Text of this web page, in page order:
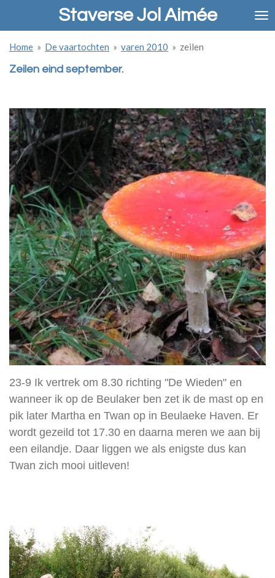
de
hoofdinhoud
Staverse Jol Aimée
Home » De vaartochten » varen 2010 » zeilen
Zeilen eind september.
23-9 Ik vertrek om 8.30 richting "De Wieden" en
wanneer ik op de Beulaker ben zet ik de mast op en
pik later Martha en Twan op in Beulaeke Haven. Er
wordt gezeild tot 17.30 en daarna meren we aan bij
een eilandje. Daar liggen we als enigste dus kan
Twan zich mooi uitleven!